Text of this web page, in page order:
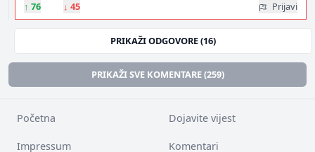
↑ 76 ↓ 45 Prijavi
PRIKAŽI ODGOVORE (16)
PRIKAŽI SVE KOMENTARE (259)
Početna Dojavite vijest
Impressum Komentari